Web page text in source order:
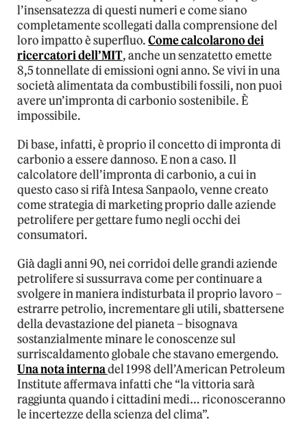
l’insensatezza di questi numeri e come siano
completamente scollegati dalla comprensione del
loro impatto è superfluo.Come calcolarono dei
ricercatori dell’MIT, anche un senzatetto emette
8,5 tonnellate di emissioni ogni anno. Se vivi in una
società alimentata da combustibili fossili, non puoi
avere un’impronta di carbonio sostenibile. È
impossibile.
Di base, infatti, è proprio il concetto di impronta di
carbonio a essere dannoso. E non a caso. Il
calcolatore dell’impronta di carbonio, a cui in
questo caso si rifà Intesa Sanpaolo, venne creato
come strategia di marketing proprio dalle aziende
petrolifere per gettare fumo negli occhi dei
consumatori.
Già dagli anni 90, nei corridoi delle grandi aziende
petrolifere si sussurrava come per continuare a
svolgere in maniera indisturbata il proprio lavoro –
estrarre petrolio, incrementare gli utili, sbattersene
della devastazione del pianeta – bisognava
sostanzialmente minare le conoscenze sul
surriscaldamento globale che stavano emergendo.
Una nota internadel 1998 dell’American Petroleum
Institute affermava infatti che “la vittoria sarà
raggiunta quando i cittadini medi… riconosceranno
le incertezze della scienza del clima”.